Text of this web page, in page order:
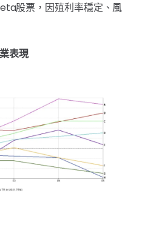
股票，因殖利率穩定、風
表現